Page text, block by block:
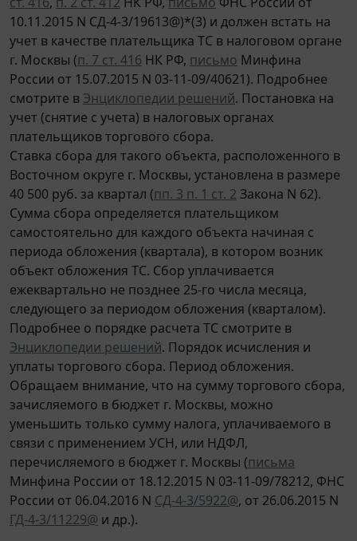
10.11.2015 N СД-4-3/19613@)*(3) и должен встать на
учет в качестве плательщика ТС в налоговом органе
г. Москвы (п. 7 ст. 416 НК РФ, письмо Минфина
России от 15.07.2015 N 03-11-09/40621). Подробнее
смотрите в Энциклопедии решений. Постановка на
учет (снятие с учета) в налоговых органах
плательщиков торгового сбора.
Ставка сбора для такого объекта, расположенного в
Восточном округе г. Москвы, установлена в размере
40 500 руб. за квартал (пп. 3 п. 1 ст. 2 Закона N 62).
Сумма сбора определяется плательщиком
самостоятельно для каждого объекта начиная с
периода обложения (квартала), в котором возник
объект обложения ТС. Сбор уплачивается
ежеквартально не позднее 25-го числа месяца,
следующего за периодом обложения (кварталом).
Подробнее о порядке расчета ТС смотрите в
Энциклопедии решений. Порядок исчисления и
уплаты торгового сбора. Период обложения.
Обращаем внимание, что на сумму торгового сбора,
зачисляемого в бюджет г. Москвы, можно
уменьшить только сумму налога, уплачиваемого в
связи с применением УСН, или НДФЛ,
перечисляемого в бюджет г. Москвы (письма
Минфина России от 18.12.2015 N 03-11-09/78212, ФНС
России от 06.04.2016 N СД-4-3/5922@, от 26.06.2015 N
ГД-4-3/11229@ и др.).